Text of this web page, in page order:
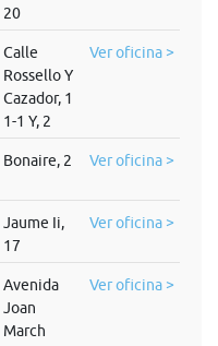
20
Calle
Rossello Y
Cazador, 1
1-1 Y, 2
Ver oficina >
Bonaire, 2 Ver oficina >
Jaume Ii,
17
Ver oficina >
Avenida
Joan
March
Ver oficina >